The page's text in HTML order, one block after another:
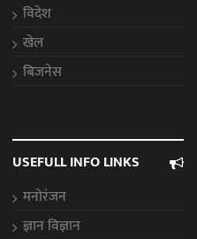
विदेश
खेल
बिजनेस
USEFULL INFO LINKS
मनोरंजन
ज्ञान विज्ञान